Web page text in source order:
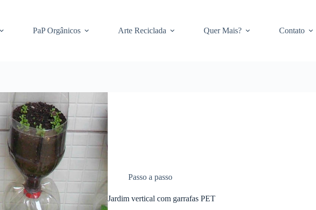
PaP Orgânicos Arte Reciclada Quer Mais? Contato
Passo a passo
Jardim vertical com garrafas PET